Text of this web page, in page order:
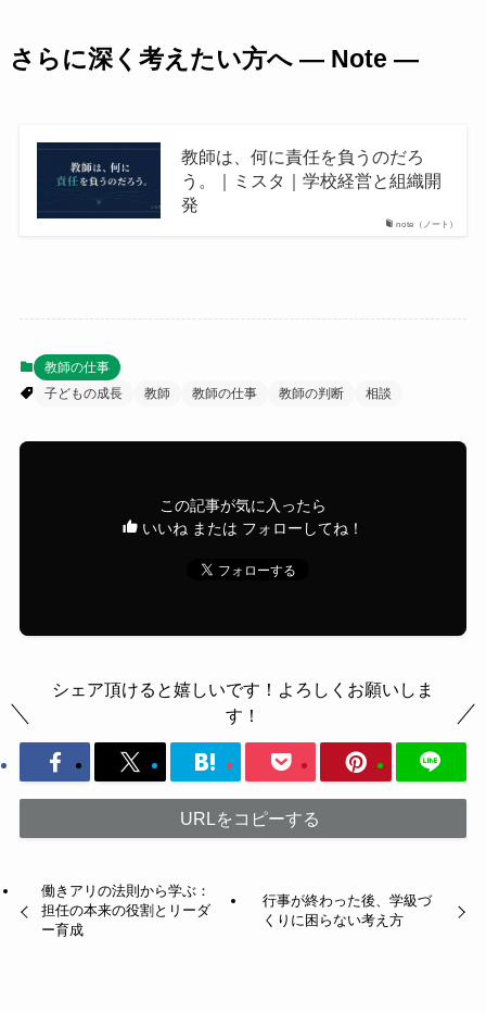
さらに深く考えたい方へ ― Note ―
note（ノート）
教師は、何に責任を負うのだろ
う。｜ミスタ｜学校経営と組織開
発
教師の仕事
子どもの成長
教師 教師の仕事 教師の判断 相談
この記事が気に入ったら
いいね または フォローしてね！
シェア頂けると嬉しいです！よろしくお願いしま
す！
URLをコピーする
働きアリの法則から学ぶ：
担任の本来の役割とリーダ
ー育成
行事が終わった後、学級づ
くりに困らない考え方